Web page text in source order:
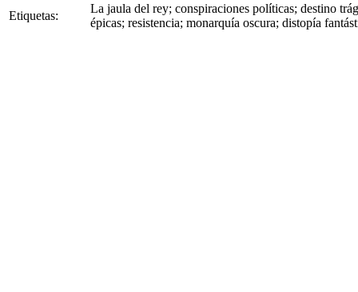
Etiquetas:
La jaula del rey; conspiraciones políticas; destino
épicas; resistencia; monarquía oscura; distopía